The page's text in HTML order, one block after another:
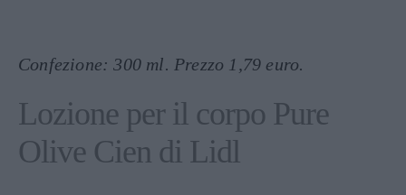
Confezione: 300 ml. Prezzo 1,79 euro.
Lozione per il corpo Pure
Olive Cien di Lidl